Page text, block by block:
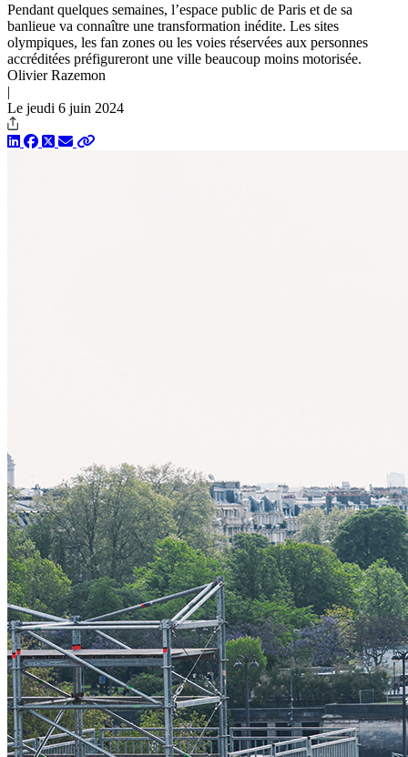
Pendant quelques semaines, l’espace public de Paris et de sa
banlieue va connaître une transformation inédite. Les sites
olympiques, les fan zones ou les voies réservées aux personnes
accréditées préfigureront une ville beaucoup moins motorisée.
Olivier Razemon
|
Le jeudi 6 juin 2024